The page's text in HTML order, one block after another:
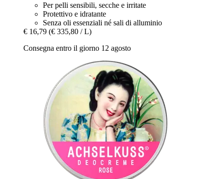
Per pelli sensibili, secche e irritate
Protettivo e idratante
Senza oli essenziali né sali di alluminio
€ 16,79 (€ 335,80 / L)
Consegna entro il giorno 12 agosto